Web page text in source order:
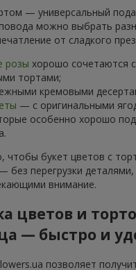
— универсальный
можно выбрать
от сладкого
розы хорошо сочетаются с
тортами;
кремовыми
— с оригинальными
особенно хорошо
чтобы букет цветов с
без перегрузки
внимание.
цветов и
— быстро и
позволяет